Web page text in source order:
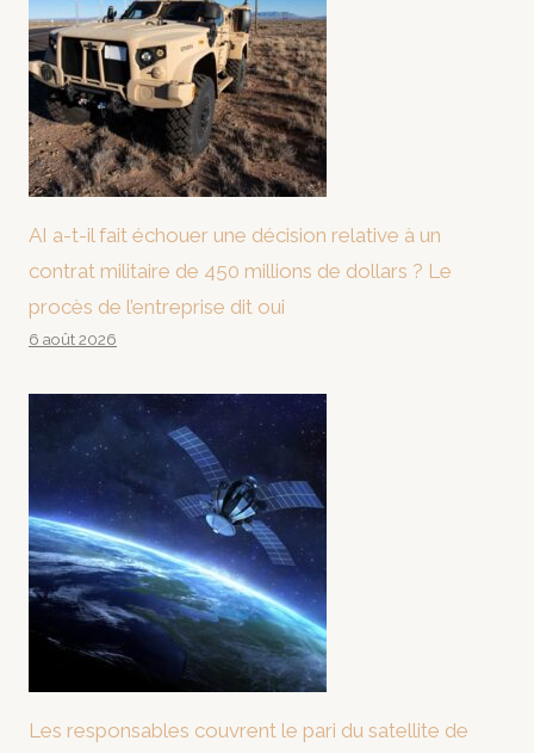
AI a-t-il fait échouer une décision relative à un
contrat militaire de 450 millions de dollars ? Le
procès de l’entreprise dit oui
6 août 2026
Les responsables couvrent le pari du satellite de